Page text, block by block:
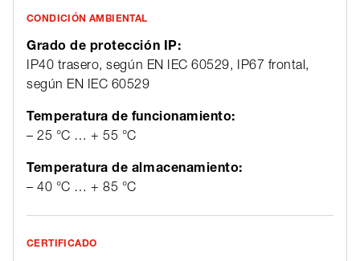
CONDICIÓN AMBIENTAL
Grado de protección IP:
IP40 trasero, según EN IEC 60529, IP67 frontal,
según EN IEC 60529
Temperatura de funcionamiento:
– 25 °C … + 55 °C
Temperatura de almacenamiento:
– 40 °C … + 85 °C
CERTIFICADO